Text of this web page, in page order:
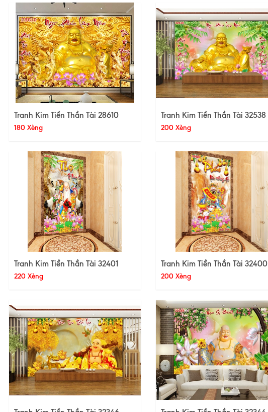
Tranh Kim Tiền Thần Tài 28610
180 Xèng
Tranh Kim Tiền Thần Tài 32538
200 Xèng
Tranh Kim Tiền Thần Tài 32401
220 Xèng
Tranh Kim Tiền Thần Tài 32400
200 Xèng